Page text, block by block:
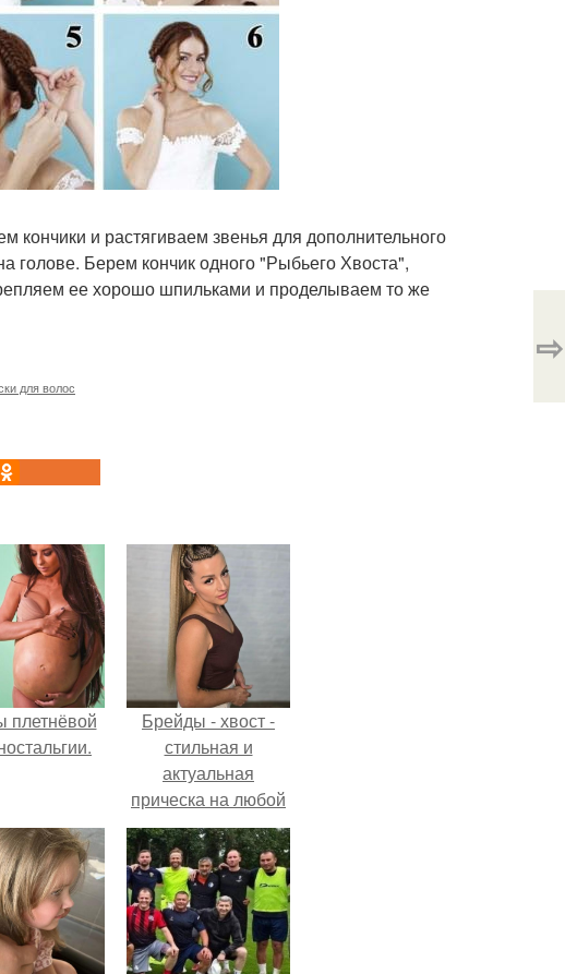
кончики и растягиваем звенья для дополнительного
голове. Берем кончик одного "Рыбьего Хвоста",
ее хорошо шпильками и проделываем то же
для волос
⇨
плетнёвой
Брейды - хвост -
стильная и
актуальная
прическа на любой
случай.